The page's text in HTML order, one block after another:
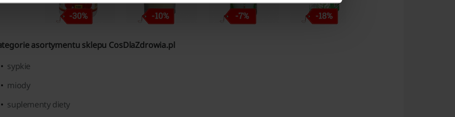
asortymentu sklepu CosDlaZdrowia.pl
sypkie
miody
suplementy diety